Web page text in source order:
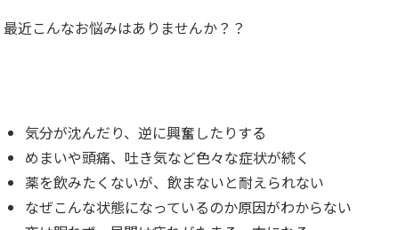
最近こんなお悩みはありませんか？？
気分が沈んだり、逆に興奮したりする
めまいや頭痛、吐き気など色々な症状が続く
薬を飲みたくないが、飲まないと耐えられない
なぜこんな状態になっているのか原因がわからない